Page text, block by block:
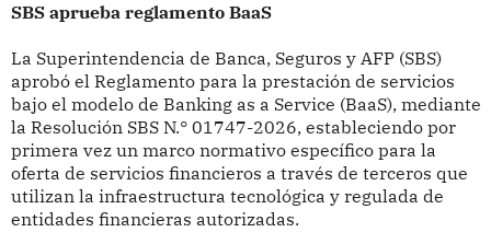
SBS aprueba reglamento BaaS
La Superintendencia de Banca, Seguros y AFP (SBS)
aprobó el Reglamento para la prestación de servicios
bajo el modelo de Banking as a Service (BaaS), mediante
la Resolución SBS N.° 01747-2026, estableciendo por
primera vez un marco normativo específico para la
oferta de servicios financieros a través de terceros que
utilizan la infraestructura tecnológica y regulada de
entidades financieras autorizadas.